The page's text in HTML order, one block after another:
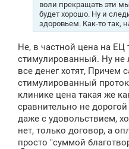
воли прекращать эти
будет хорошо. Ну и
здоровьем. Как-то так,
Не, в частной цена на ЕЦ
стимулированный. Ну не
все денег хотят, Причем
стимулированный
клинике цена такая же
сравнительно не
даже с удовольствием,
нет, только договор, а
просто "суммой